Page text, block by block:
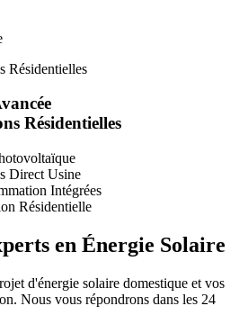
Résidentielles
Direct Usine
Intégrées
Résidentielle
en Énergie Solaire
d'énergie solaire domestique et vos
Nous vous répondrons dans les 24